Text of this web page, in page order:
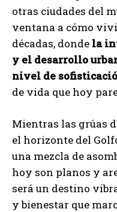
otras ciudades del
ventana a cómo
décadas, donde la
y el desarrollo
nivel de
de vida que hoy
Mientras las grúas
el horizonte del
una mezcla de
hoy son planos y
será un destino
y bienestar que